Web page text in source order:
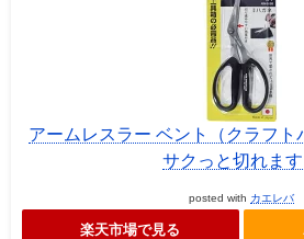
アームレスラー ベント（クラフト
サクっと切れます
posted with カエレバ
楽天市場で見る